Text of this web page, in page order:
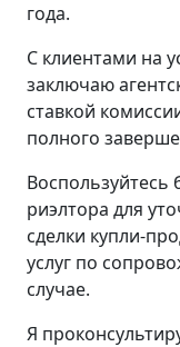
года.
С клиентами на
заключаю
ставкой
полного
Воспользуйтесь
риэлтора для
сделки купли-
услуг по
случае.
Я